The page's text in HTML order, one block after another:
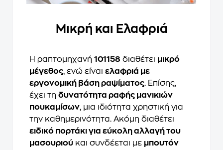
Μικρή και Ελαφριά
Η ραπτομηχανή 101158 διαθέτει μικρό
μέγεθος, ενώ είναι ελαφριά με
εργονομική βάση ραψίματος. Επίσης,
έχει τη δυνατότητα ραφής μανικιών
πουκαμίσων, μια ιδιότητα χρηστική για
την καθημερινότητα. Ακόμη διαθέτει
ειδικό πορτάκι για εύκολη αλλαγή του
μασουριού και συνδέεται με μπουτόν